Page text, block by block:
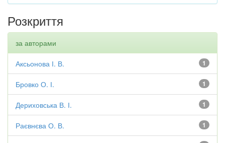
Розкриття
за авторами
1
Аксьонова І. В.
1
Бровко О. І.
1
Дериховська В. І.
1
Раєвнєва О. В.